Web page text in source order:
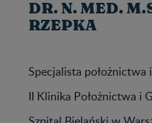
DR. N. MED.
RZEPKA
Specjalista położnictwa
II Klinika Położnictwa i